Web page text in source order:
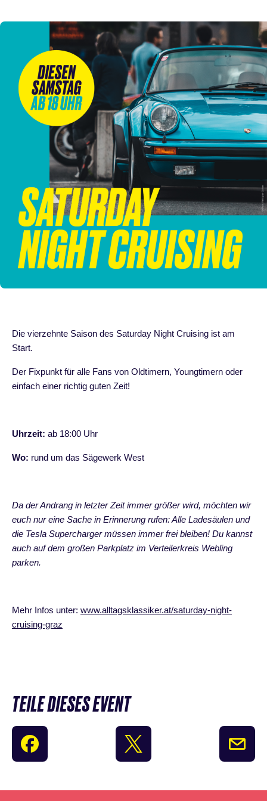
Die vierzehnte Saison des Saturday Night Cruising ist am
Start.
Der Fixpunkt für alle Fans von Oldtimern, Youngtimern oder
einfach einer richtig guten Zeit!
Uhrzeit: ab 18:00 Uhr
Wo: rund um das Sägewerk West
Da der Andrang in letzter Zeit immer größer wird, möchten wir
euch nur eine Sache in Erinnerung rufen: Alle Ladesäulen und
die Tesla Supercharger müssen immer frei bleiben! Du kannst
auch auf dem großen Parkplatz im Verteilerkreis Webling
parken.
Mehr Infos unter: www.alltagsklassiker.at/saturday-night-
cruising-graz
TEILE DIESES EVENT